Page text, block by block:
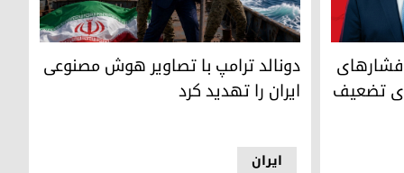
اقتصادی بر اقدام نظامی برای تضعیف ایرانفشارهای
تضعیف
دونالد ترامپ با تصاویر هوش مصنوعی ایران را
ایران
دونالد ترامپ با تصاویر هوش مصنوعی
ایران را تهدید کرد